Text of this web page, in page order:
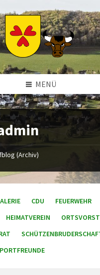
MENÜ
(Archiv)
CDU
FEUERWEHR
HEIMATVEREIN